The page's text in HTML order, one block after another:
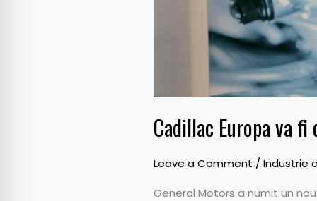
Cadillac Europa va
Leave a Comment /Industrie
General Motors a numit un